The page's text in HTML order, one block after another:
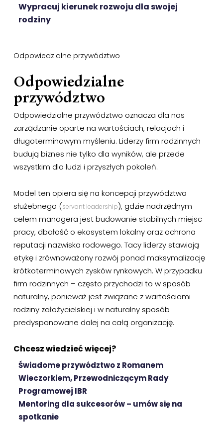
Wypracuj kierunek rozwoju dla swojej
rodziny
Odpowiedzialne przywództwo
Odpowiedzialne
przywództwo
Odpowiedzialne przywództwo oznacza dla nas
zarządzanie oparte na wartościach, relacjach i
długoterminowym myśleniu. Liderzy firm rodzinnych
budują biznes nie tylko dla wyników, ale przede
wszystkim dla ludzi i przyszłych pokoleń.
Model ten opiera się na koncepcji przywództwa
służebnego (servant leadership), gdzie nadrzędnym
celem managera jest budowanie stabilnych miejsc
pracy, dbałość o ekosystem lokalny oraz ochrona
reputacji nazwiska rodowego. Tacy liderzy stawiają
etykę i zrównoważony rozwój ponad maksymalizację
krótkoterminowych zysków rynkowych. W przypadku
firm rodzinnych – często przychodzi to w sposób
naturalny, ponieważ jest związane z wartościami
rodziny założycielskiej i w naturalny sposób
predysponowane dalej na całą organizację.
Chcesz wiedzieć więcej?
Świadome przywództwo z Romanem
Wieczorkiem, Przewodniczącym Rady
Programowej IBR
Mentoring dla sukcesorów – umów się na
spotkanie